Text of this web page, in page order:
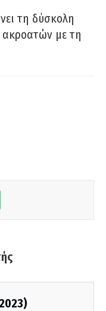
τη δύσκολη
ακροατών με τη